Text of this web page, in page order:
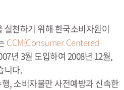
실천하기 위해 한국소비자원이
CCM(Consumer Centered
년 3월 도입하여 2008년 12월,
니다.
, 소비자불만 사전예방과 신속한